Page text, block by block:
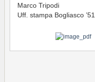
Marco Tripodi
Uff. stampa Bogliasco ’51